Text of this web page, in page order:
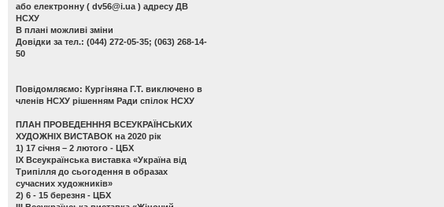
або електронну ( dv56@i.ua ) адресу ДВ
НСХУ
В плані можливі зміни
Довідки за тел.: (044) 272-05-35; (063) 268-14-
50
Повідомляємо: Кургіняна Г.Т. виключено в
членів НСХУ рішенням Ради спілок НСХУ
ПЛАН ПРОВЕДЕНННЯ ВСЕУКРАЇНСЬКИХ
ХУДОЖНІХ ВИСТАВОК на 2020 рік
1) 17 січня – 2 лютого - ЦБХ
ІХ Всеукраїнська виставка «Україна від
Трипілля до сьогодення в образах
сучасних художників»
2) 6 - 15 березня - ЦБХ